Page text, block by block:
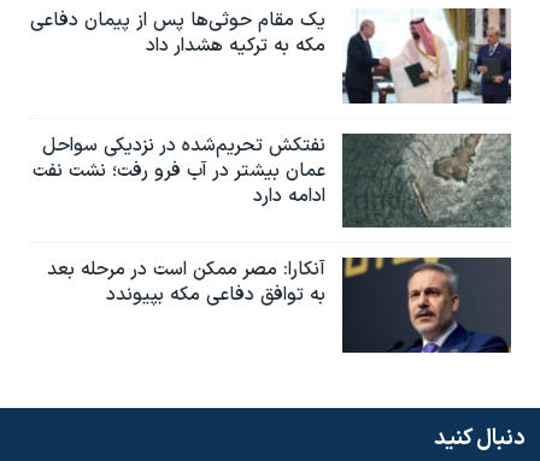
یک مقام حوثی‌ها پس از پیمان دفاعی
مکه به ترکیه هشدار داد
نفتکش تحریم‌شده در نزدیکی سواحل
عمان بیشتر در آب فرو رفت؛ نشت نفت
ادامه دارد
آنکارا: مصر ممکن است در مرحله بعد
به توافق دفاعی مکه بپیوندد
دنبال کنید